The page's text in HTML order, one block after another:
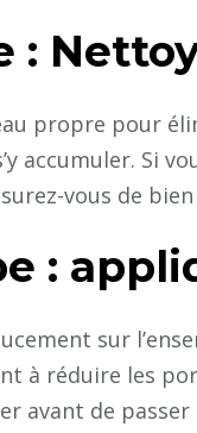
:
propre pour
accumuler. Si
vous de
:
sur
à réduire les
avant de